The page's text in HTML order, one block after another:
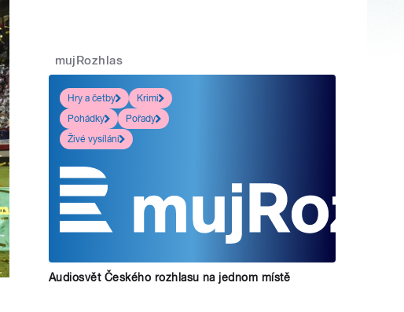
mujRozhlas
Hry a četby
Krimi
Pohádky
Pořady
Živé vysílání
Audiosvět Českého rozhlasu na jednom místě